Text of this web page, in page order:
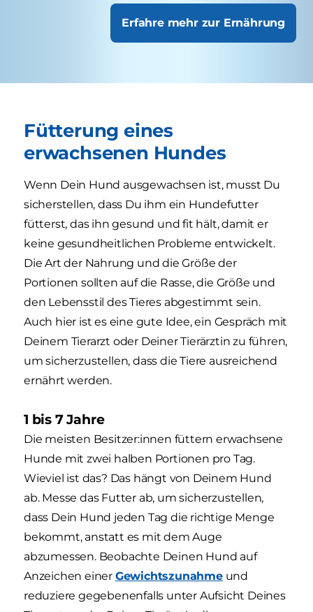
Erfahre mehr zur Ernährung
Fütterung eines
erwachsenen Hundes
Wenn Dein Hund ausgewachsen ist, musst Du
sicherstellen, dass Du ihm ein Hundefutter
fütterst, das ihn gesund und fit hält, damit er
keine gesundheitlichen Probleme entwickelt.
Die Art der Nahrung und die Größe der
Portionen sollten auf die Rasse, die Größe und
den Lebensstil des Tieres abgestimmt sein.
Auch hier ist es eine gute Idee, ein Gespräch mit
Deinem Tierarzt oder Deiner Tierärztin zu führen,
um sicherzustellen, dass die Tiere ausreichend
ernährt werden.
1 bis 7 Jahre
Die meisten Besitzer:innen füttern erwachsene
Hunde mit zwei halben Portionen pro Tag.
Wieviel ist das? Das hängt von Deinem Hund
ab. Messe das Futter ab, um sicherzustellen,
dass Dein Hund jeden Tag die richtige Menge
bekommt, anstatt es mit dem Auge
abzumessen. Beobachte Deinen Hund auf
Anzeichen einer Gewichtszunahmeund
reduziere gegebenenfalls unter Aufsicht Deines